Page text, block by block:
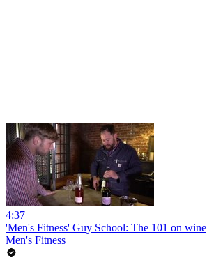
4:37
'Men's Fitness' Guy School: The 101 on wine
Men's Fitness